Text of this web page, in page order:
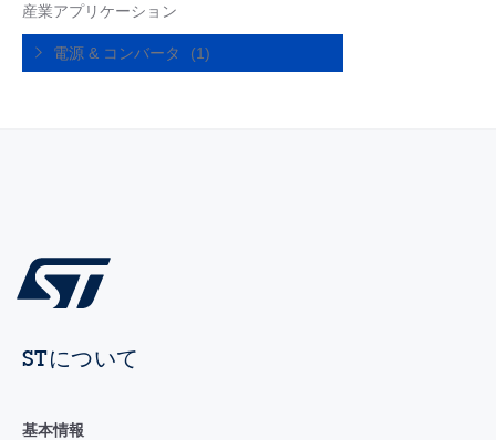
産業アプリケーション
電源 & コンバータ (1)
STについて
基本情報